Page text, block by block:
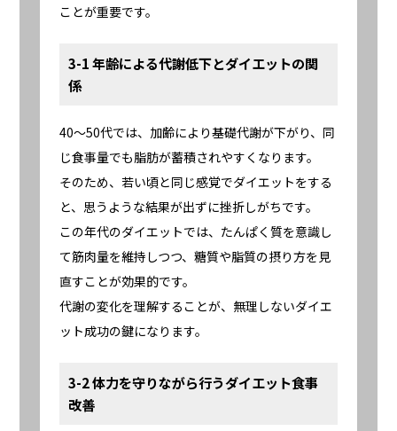
ことが重要です。
3-1 年齢による代謝低下とダイエットの関
係
40〜50代では、加齢により基礎代謝が下がり、同
じ食事量でも脂肪が蓄積されやすくなります。
そのため、若い頃と同じ感覚でダイエットをする
と、思うような結果が出ずに挫折しがちです。
この年代のダイエットでは、たんぱく質を意識し
て筋肉量を維持しつつ、糖質や脂質の摂り方を見
直すことが効果的です。
代謝の変化を理解することが、無理しないダイエ
ット成功の鍵になります。
3-2 体力を守りながら行うダイエット食事
改善